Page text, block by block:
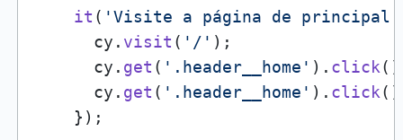
it ( 'Visite a página de principal
      cy.
visit ( '/' );
      cy.
get ( '.header__home' ). click
      cy.
get ( '.header__home' ). click
    });